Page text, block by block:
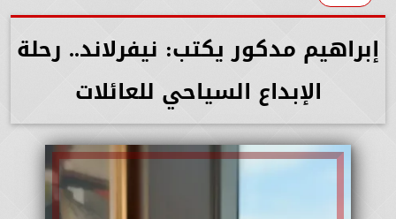
إبراهيم مدكور يكتب: نيفرلاند.. رحلة
الإبداع السياحي للعائلات